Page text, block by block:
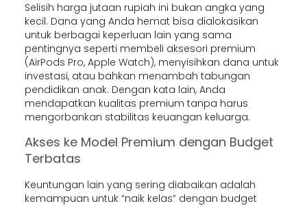
Selisih harga jutaan rupiah ini bukan angka yang
kecil. Dana yang Anda hemat bisa dialokasikan
untuk berbagai keperluan lain yang sama
pentingnya seperti membeli aksesori premium
(AirPods Pro, Apple Watch), menyisihkan dana untuk
investasi, atau bahkan menambah tabungan
pendidikan anak. Dengan kata lain, Anda
mendapatkan kualitas premium tanpa harus
mengorbankan stabilitas keuangan keluarga.
Akses ke Model Premium dengan Budget
Terbatas
Keuntungan lain yang sering diabaikan adalah
kemampuan untuk “naik kelas” dengan budget